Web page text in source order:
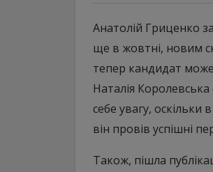
Анатолій Гриценко
ще в жовтні, новим
тепер кандидат
Наталія
себе увагу, оскільки
він провів успішні
Також, пішла